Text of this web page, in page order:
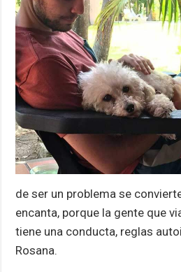
de ser un problema se
encanta, porque la gente que
tiene una conducta, reglas
Rosana.